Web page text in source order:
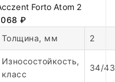
Forto Atom 2
₽
Толщина, мм
2
Износостойкость,
класс
34/43